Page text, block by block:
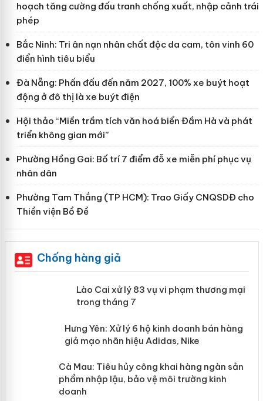
hoạch tăng cường đấu tranh chống xuất, nhập cảnh trái
phép
Bắc Ninh: Tri ân nạn nhân chất độc da cam, tôn vinh 60
điển hình tiêu biểu
Đà Nẵng: Phấn đấu đến năm 2027, 100% xe buýt hoạt
động ở đô thị là xe buýt điện
Hội thảo “Miền trầm tích văn hoá biển Đầm Hà và phát
triển không gian mới”
Phường Hồng Gai: Bố trí 7 điểm đỗ xe miễn phí phục vụ
nhân dân
Phường Tam Thắng (TP HCM): Trao Giấy CNQSDĐ cho
Thiền viện Bồ Đề
Chống hàng giả
Lào Cai xử lý 83 vụ vi phạm thương
mại trong tháng 7
Hưng Yên: Xử lý 6 hộ kinh doanh bán
hàng giả mạo nhãn hiệu Adidas, Nike